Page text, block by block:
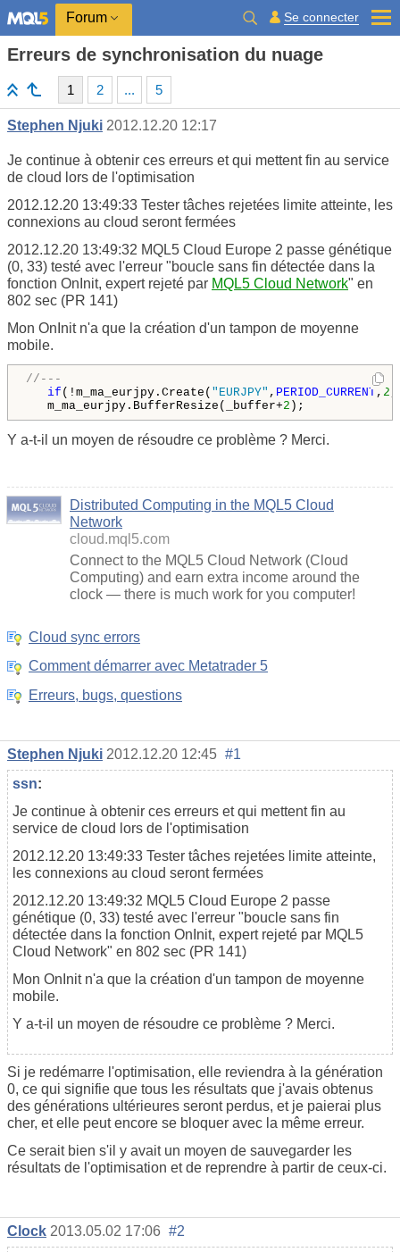
Forum Se connecter
Erreurs de synchronisation du nuage
1 2 ... 5
Stephen Njuki 2012.12.20 12:17
Je continue à obtenir ces erreurs et qui mettent fin au service
de cloud lors de l'optimisation
2012.12.20 13:49:33 Tester tâches rejetées limite atteinte, les
connexions au cloud seront fermées
2012.12.20 13:49:32 MQL5 Cloud Europe 2 passe génétique
(0, 33) testé avec l'erreur "boucle sans fin détectée dans la
fonction OnInit, expert rejeté par MQL5 Cloud Network" en
802 sec (PR 141)
Mon OnInit n'a que la création d'un tampon de moyenne
mobile.
//---
if (!m_ma_eurjpy.Create( "EURJPY" , PERIOD_CURRENT , 2
m_ma_eurjpy.BufferResize(_buffer+2 );
Y a-t-il un moyen de résoudre ce problème ? Merci.
Distributed Computing in the MQL5 Cloud
Network
cloud.mql5.com
Connect to the MQL5 Cloud Network (Cloud
Computing) and earn extra income around the
clock — there is much work for you computer!
Cloud sync errors
Comment démarrer avec Metatrader 5
Erreurs, bugs, questions
Stephen Njuki 2012.12.20 12:45 #1
ssn:
Je continue à obtenir ces erreurs et qui mettent fin au
service de cloud lors de l'optimisation
2012.12.20 13:49:33 Tester tâches rejetées limite atteinte,
les connexions au cloud seront fermées
2012.12.20 13:49:32 MQL5 Cloud Europe 2 passe
génétique (0, 33) testé avec l'erreur "boucle sans fin
détectée dans la fonction OnInit, expert rejeté par MQL5
Cloud Network" en 802 sec (PR 141)
Mon OnInit n'a que la création d'un tampon de moyenne
mobile.
Y a-t-il un moyen de résoudre ce problème ? Merci.
Si je redémarre l'optimisation, elle reviendra à la génération
0, ce qui signifie que tous les résultats que j'avais obtenus
des générations ultérieures seront perdus, et je paierai plus
cher, et elle peut encore se bloquer avec la même erreur.
Ce serait bien s'il y avait un moyen de sauvegarder les
résultats de l'optimisation et de reprendre à partir de ceux-ci.
Clock 2013.05.02 17:06 #2